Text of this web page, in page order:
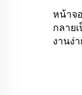
หน้าจ
กลาย
งานง่